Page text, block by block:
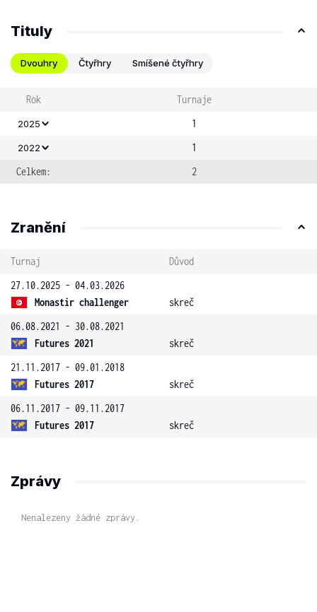
Tituly
Dvouhry Čtyřhry Smíšené čtyřhry
Rok Turnaje
2025 1
2022
1
Celkem:
2
Zranění
Turnaj
Důvod
27.10.2025 - 04.03.2026
Monastir challenger
skreč
06.08.2021 - 30.08.2021
Futures 2021
skreč
21.11.2017 - 09.01.2018
Futures 2017
skreč
06.11.2017 - 09.11.2017
Futures 2017
skreč
Zprávy
Nenalezeny žádné zprávy.